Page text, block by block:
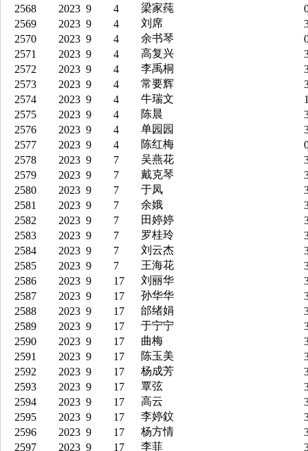
2568
2023 9 4 梁家莼
2569
2023 9 4 刘席
2570
2023 9 4 余书琴
2571
2023 9 4 高复兴
2572
2023 9 4 李禹桐
2573
2023 9 4 常要辉
2574
2023 9 4 牛瑞文
2575
2023 9 4 陈晨
2576
2023 9 4 单园园
2577
2023 9 4 陈红梅
2578
2023 9 7 吴燕花
2579
2023 9 7 戴克琴
2580
2023 9 7 于凤
2581
2023 9 7 余娥
2582
2023 9 7 田婷婷
2583
2023 9 7 罗桂玲
2584
2023 9 7 刘云杰
2585
2023 9 7 王海花
2586
2023 9 17 刘丽华
2587
2023 9 17 孙华华
2588
2023 9 17 邰绪娟
2589
2023 9 17 于宁宁
2590
2023 9 17 曲梅
2591
2023 9 17 陈玉美
2592
2023 9 17 杨成芳
2593
2023 9 17 覃弦
2594
2023 9 17 高云
2595
2023 9 17 李婷鈫
2596
2023 9 17 杨方情
2597
2023 9 17 李菲